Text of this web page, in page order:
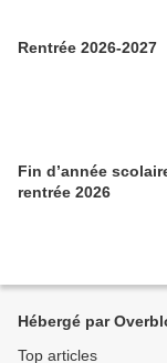
Rentrée 2026-2027
Fin d’année
rentrée 2026
Hébergé par
Top articles